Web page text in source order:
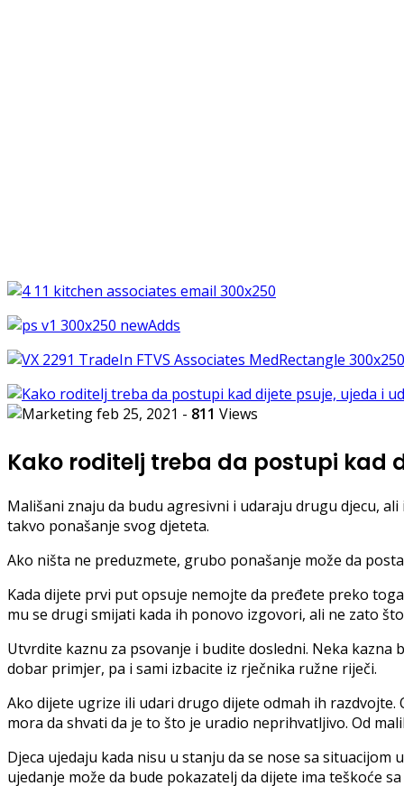
feb 25, 2021 - 811 Views
Kako roditelj treba da postupi kad
Mališani znaju da budu agresivni i udaraju drugu djecu,
takvo ponašanje svog djeteta.
Ako ništa ne preduzmete, grubo ponašanje može da
Kada dijete prvi put opsuje nemojte da pređete preko
mu se drugi smijati kada ih ponovo izgovori, ali ne zato
Utvrdite kaznu za psovanje i budite dosledni. Neka
dobar primjer, pa i sami izbacite iz rječnika ružne riječi.
Ako dijete ugrize ili udari drugo dijete odmah ih
mora da shvati da je to što je uradio neprihvatljivo. Od
Djeca ujedaju kada nisu u stanju da se nose sa
ujedanje može da bude pokazatelj da dijete ima teškoće